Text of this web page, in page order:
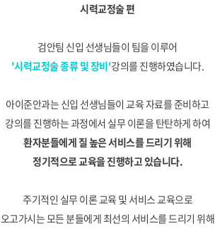
시력교정술 편
검안팀 신입 선생님들이 팀을 이루어
'시력교정술 종류 및 장비'강의를 진행하였습니다.
아이준안과는 신입 선생님들이 교육 자료를 준비하고
강의를 진행하는 과정에서 실무 이론을 탄탄하게 하여
환자분들에게 질 높은 서비스를 드리기 위해
정기적으로 교육을 진행하고 있습니다.
주기적인 실무 이론 교육 및 서비스 교육으로
오고가시는 모든 분들에게 최선의 서비스를 드리기 위해